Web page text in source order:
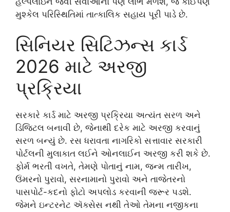
મુશ્કેલ પરિસ્થિતિમાં તાત્કાલિક સહાય પૂરી પાડે છે.
સિનિયર સિટિઝન્સ કાર્ડ
2026 માટે અરજી
પ્રક્રિયા
સરકારે કાર્ડ માટે અરજી પ્રક્રિયા અત્યંત સરળ અને
ડિજિટલ બનાવી છે, જેનાથી દરેક માટે અરજી કરવાનું
સરળ બન્યું છે. રસ ધરાવતા નાગરિકો સત્તાવાર સરકારી
પોર્ટલની મુલાકાત લઈને ઓનલાઈન અરજી કરી શકે છે.
ફોર્મ ભરતી વખતે, તેમણે પોતાનું નામ, જન્મ તારીખ,
ઉંમરનો પુરાવો, સરનામાનો પુરાવો અને તાજેતરનો
પાસપોર્ટ-કદનો ફોટો અપલોડ કરવાની જરૂર પડશે.
જેમને ઇન્ટરનેટ ઍક્સેસ નથી તેઓ તેમના નજીકના